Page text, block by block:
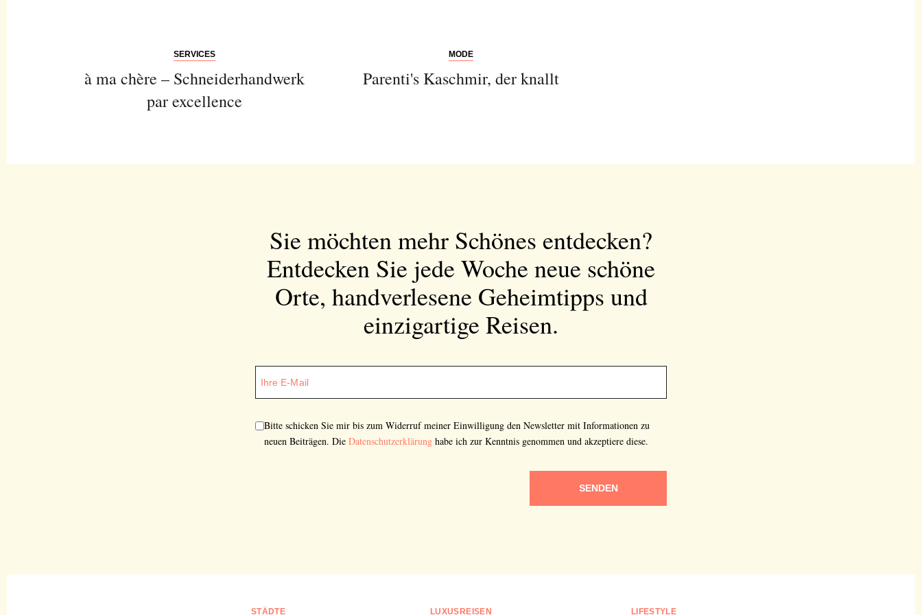
SERVICES
à ma chère – Schneiderhandwerk
par excellence
MODE
Parenti's Kaschmir, der knallt
Sie möchten mehr Schönes entdecken?
Entdecken Sie jede Woche neue schöne
Orte, handverlesene Geheimtipps und
einzigartige Reisen.
Bitte schicken Sie mir bis zum Widerruf meiner Einwilligung den Newsletter mit Informationen zu
neuen Beiträgen. Die Datenschutzerklärung habe ich zur Kenntnis genommen und akzeptiere diese.
SENDEN
STÄDTE LUXUSREISEN LIFESTYLE